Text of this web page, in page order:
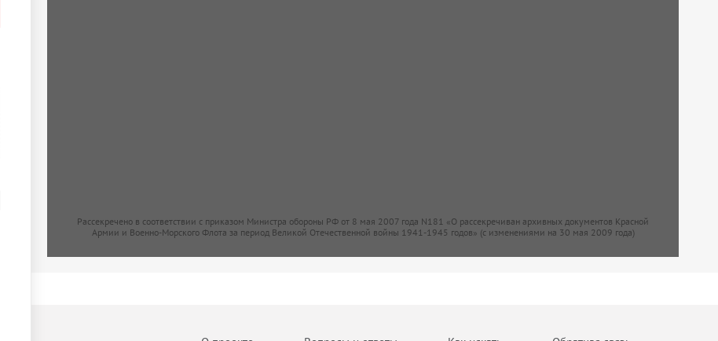
Рассекречено в соответствии с приказом Министра обороны РФ от 8 мая 2007 года N181 «О рассекречиван архивных документов Красной
Армии и Военно-Морского Флота за период Великой Отечественной войны 1941-1945 годов» (с изменениями на 30 мая 2009 года)